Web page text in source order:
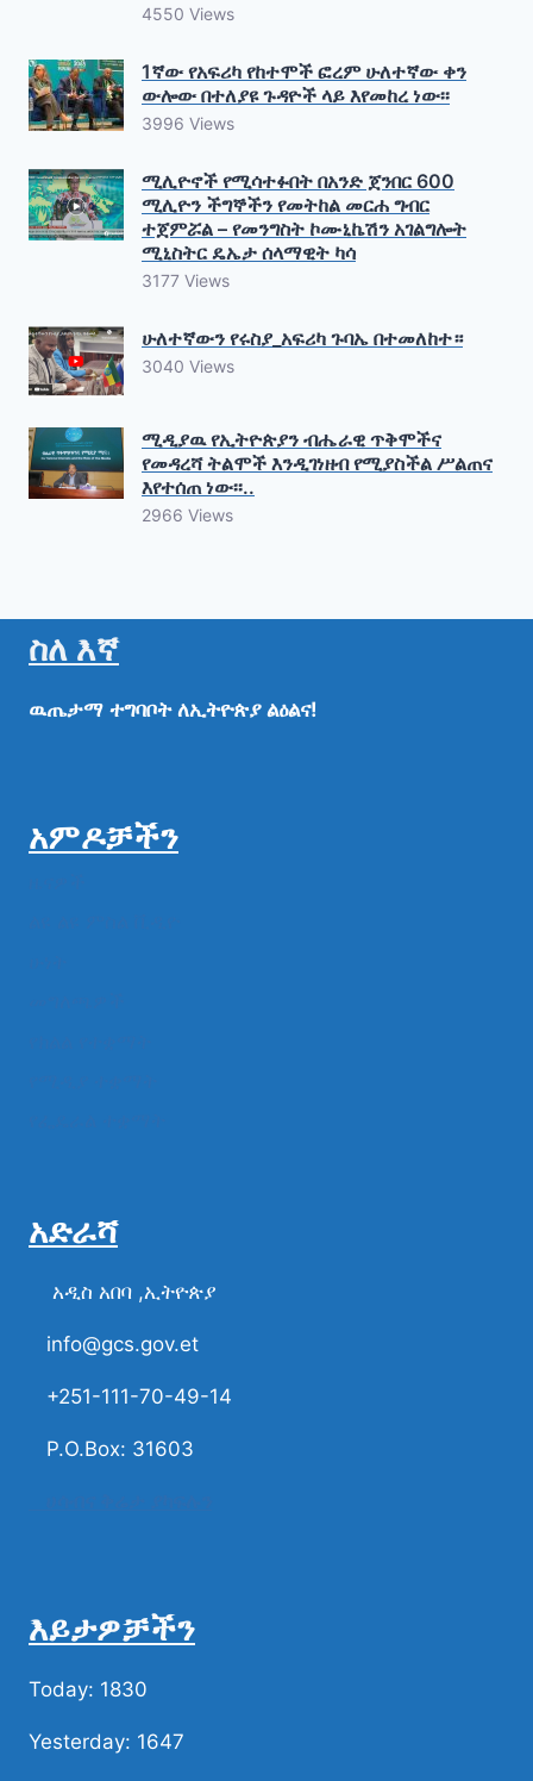
4550 Views
1ኛው የአፍሪካ የከተሞች ፎረም ሁለተኛው ቀን
ውሎው በተለያዩ ጉዳዮች ላይ እየመከረ ነው፡፡
3996 Views
ሚሊዮኖች የሚሳተፉበት በአንድ ጀንበር 600
ሚሊዮን ችግኞችን የመትከል መርሐ ግብር
ተጀምሯል – የመንግስት ኮሙኒኬሽን አገልግሎት
ሚኒስትር ዴኤታ ሰላማዊት ካሳ
3177 Views
ሁለተኛውን የሩስያ_አፍሪካ ጉባኤ በተመለከተ።
3040 Views
ሚዲያዉ የኢትዮጵያን ብሔራዊ ጥቅሞችና
የመዳረሻ ትልሞች እንዲገነዘብ የሚያስችል ሥልጠና
እየተሰጠ ነው፡፡..
2966 Views
ስለ እኛ
ዉጤታማ ተግባቦት ለኢትዮጵያ ልዕልና!
አምዶቻችን
አድራሻ
አዲስ አበባ ,ኢትዮጵያ
info@gcs.gov.et
+251-111-70-49-14
P.O.Box: 31603
እይታዎቻችን
Today: 1830
Yesterday: 1647